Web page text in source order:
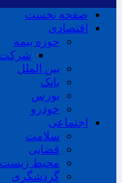
صفحه نخست
اقتصادی
حوزه بیمه
شرکت
بین الملل
بانک
بورس
خودرو
اجتماعی
سلامت
قضایی
محیط زیست
گردشگری